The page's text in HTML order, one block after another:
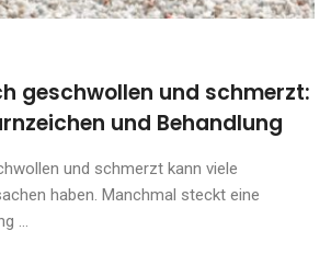
geschwollen und schmerzt:
und Behandlung
und schmerzt kann viele
haben. Manchmal steckt eine
...